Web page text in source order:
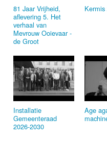
81 Jaar Vrijheid,
aflevering 5. Het
verhaal van
Mevrouw Ooievaar ­
de Groot
Kermis
Installatie
Gemeenteraad
2026‑2030
Age